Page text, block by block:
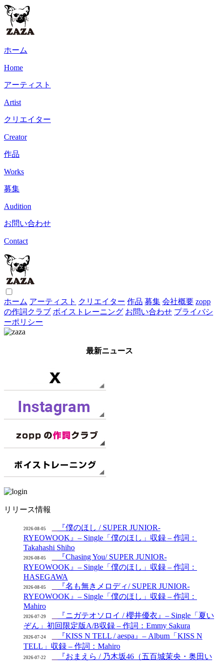
ホーム
Home
アーティスト
Artist
クリエイター
Creator
作品
Works
募集
Audition
お問い合わせ
Contact
ホーム アーティスト クリエイター 作品 募集 会社概要 zopp
の作詞クラブ ボイストレーニング お問い合わせ プライバシ
ーポリシー
最新ニュース
リリース情報
2026-08-05
『僕のほし / SUPER JUNIOR-
RYEOWOOK』– Single「僕のほし」収録 – 作詞：
Takahashi Shiho
2026-08-05
『Chasing You/ SUPER JUNIOR-
RYEOWOOK』– Single「僕のほし」収録 – 作詞：
HASEGAWA
2026-08-05
『名も無きメロディ/ SUPER JUNIOR-
RYEOWOOK』– Single「僕のほし」収録 – 作詞：
Mahiro
2026-07-29
『ニガテオソロイ / 櫻井優衣』– Single「夏い
ぞん」初回限定版A/B収録 – 作詞：Emmy Sakura
2026-07-24
『KISS N TELL / aespa』– Album「KISS N
TELL」収録 – 作詞：Mahiro
2026-07-22
『おまえら / 乃木坂46（五百城茉央・奥田い